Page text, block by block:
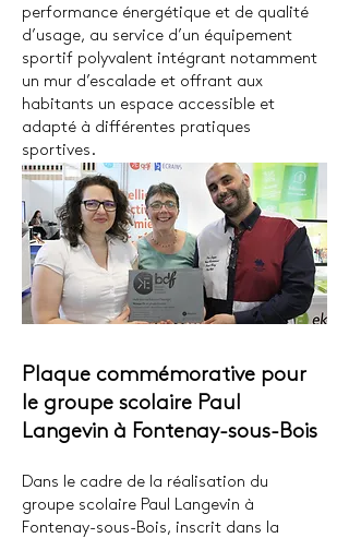
performance énergétique et de qualité
d’usage, au service d’un équipement
sportif polyvalent intégrant notamment
un mur d’escalade et offrant aux
habitants un espace accessible et
adapté à différentes pratiques
sportives.
Plaque commémorative pour
le groupe scolaire Paul
Langevin à Fontenay-sous-Bois
Dans le cadre de la réalisation du
groupe scolaire Paul Langevin à
Fontenay-sous-Bois, inscrit dans la